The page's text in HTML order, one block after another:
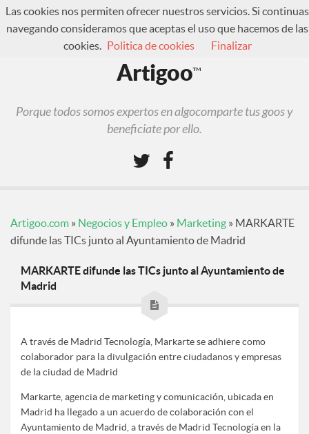
¿Qué es Artigoo?
Artigoo™
Porque todos somos expertos en algocomparte tus goos y
beneficiate por ello.
Artigoo.com » Negocios y Empleo » Marketing » MARKARTE
difunde las TICs junto al Ayuntamiento de Madrid
MARKARTE difunde las TICs junto al Ayuntamiento de
Madrid
A través de Madrid Tecnología, Markarte se adhiere como
colaborador para la divulgación entre ciudadanos y empresas
de la ciudad de Madrid
Markarte, agencia de marketing y comunicación, ubicada en
Madrid ha llegado a un acuerdo de colaboración con el
Ayuntamiento de Madrid, a través de Madrid Tecnología en la
Las cookies nos permiten ofrecer nuestros servicios. Si continuas
navegando consideramos que aceptas el uso que hacemos de las
cookies. Politica de cookies Finalizar